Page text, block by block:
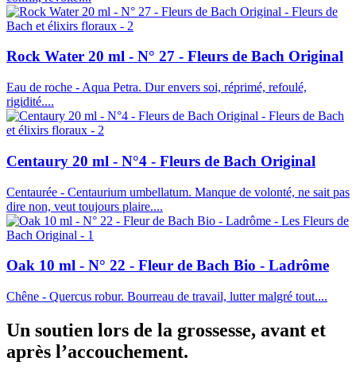
Rock Water 20 ml - N° 27 - Fleurs de Bach Original
Eau de roche - Aqua Petra. Dur envers soi, réprimé, refoulé,
rigidité....
Centaury 20 ml - N°4 - Fleurs de Bach Original
Centaurée - Centaurium umbellatum. Manque de volonté, ne sait pas
dire non, veut toujours plaire....
Oak 10 ml - N° 22 - Fleur de Bach Bio - Ladrôme
Chêne - Quercus robur. Bourreau de travail, lutter malgré tout....
Un soutien lors de la grossesse, avant et
après l’accouchement.